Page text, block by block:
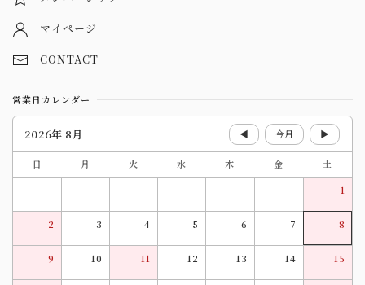
マイページ
CONTACT
営業日カレンダー
2026年 8月 ◀ 今月 ▶
日 月 火 水 木 金
土
1
2 3 4 5 6 7 8
9 10 11 12 13 14 15